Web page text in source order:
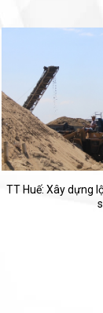
TT Huế: Xây dựng